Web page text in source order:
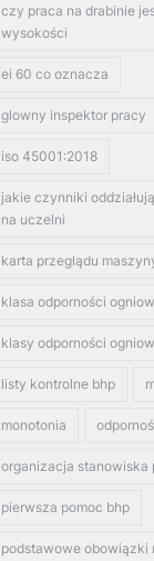
czy praca na drabinie
wysokości
ei 60 co oznacza
glowny inspektor pracy
iso 45001:2018
jakie czynniki
na uczelni
karta przeglądu
klasa odporności
klasy odporności
listy kontrolne bhp
monotonia
organizacja stanowiska
pierwsza pomoc bhp
podstawowe obowiązki